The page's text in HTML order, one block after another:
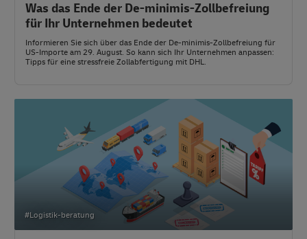
Was das Ende der De-minimis-Zollbefreiung
für Ihr Unternehmen bedeutet
Informieren Sie sich über das Ende der De-minimis-Zollbefreiung für
US-Importe am 29. August. So kann sich Ihr Unternehmen anpassen:
Tipps für eine stressfreie Zollabfertigung mit DHL.
#Logistik-beratung